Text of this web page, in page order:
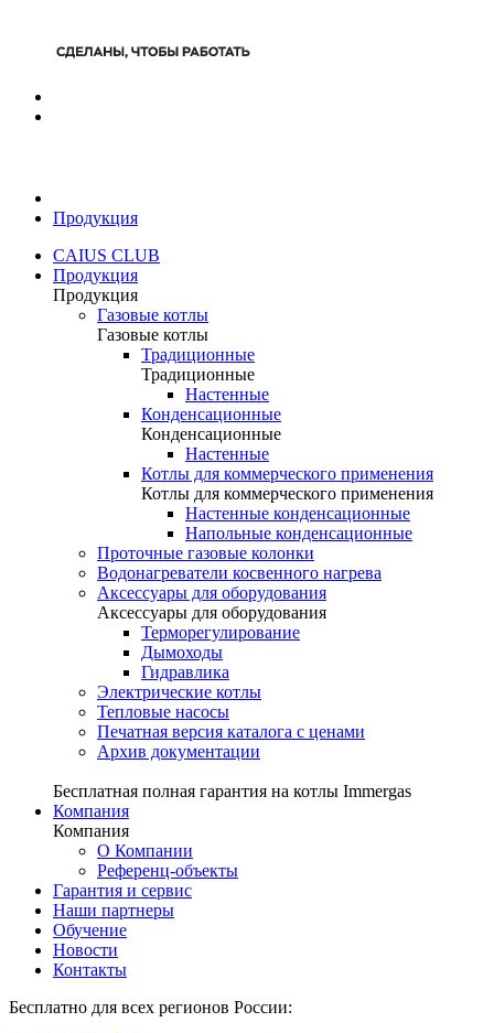
Продукция
CAIUS CLUB
Продукция
Продукция
Газовые котлы
Газовые котлы
Традиционные
Традиционные
Настенные
Конденсационные
Конденсационные
Настенные
Котлы для коммерческого применения
Котлы для коммерческого применения
Настенные конденсационные
Напольные конденсационные
Проточные газовые колонки
Водонагреватели косвенного нагрева
Аксессуары для оборудования
Аксессуары для оборудования
Терморегулирование
Дымоходы
Гидравлика
Электрические котлы
Тепловые насосы
Печатная версия каталога с ценами
Архив документации
Бесплатная полная гарантия на котлы Immergas
Компания
Компания
О Компании
Референц-объекты
Гарантия и сервис
Наши партнеры
Обучение
Новости
Контакты
Бесплатно для всех регионов России: